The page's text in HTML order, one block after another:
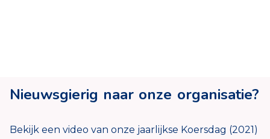
Nieuwsgierig naar onze organisatie?
Bekijk een video van onze jaarlijkse Koersdag (2021)